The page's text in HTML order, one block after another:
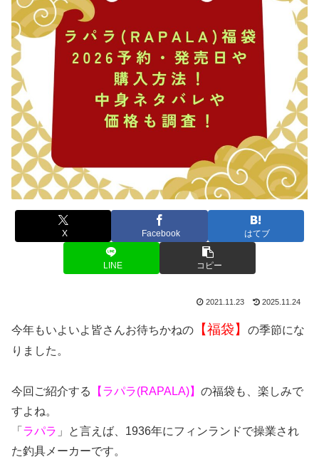
X Facebook はてブ
LINE コピー
2021.11.23 2025.11.24
今年もいよいよ皆さんお待ちかねの 【福袋】
の季節にな
りました。
今回ご紹介する 【ラパラ(RAPALA)】 の福袋も、楽しみで
すよね。
「 ラパラ 」と言えば、1936年にフィンランドで操業され
た釣具メーカーです。